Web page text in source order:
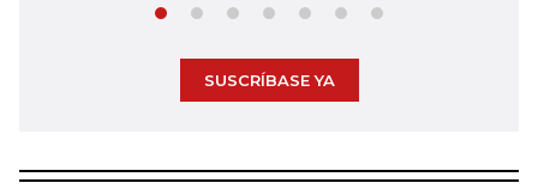
SUSCRÍBASE YA